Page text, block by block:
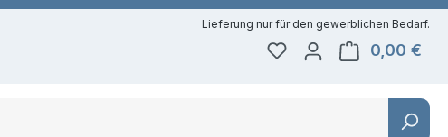
Du hast 0 Produkte auf
0,00 €